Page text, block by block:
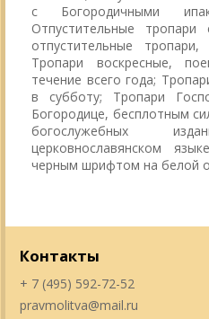
с Богородичными
Отпустительные тропари
отпустительные
Тропари воскресные,
течение всего года;
в субботу; Тропари
Богородице, бесплотным
богослужебных
церковнославянском
черным шрифтом на белой
Контакты
+ 7 (495) 592-72-52
pravmolitva@mail.ru